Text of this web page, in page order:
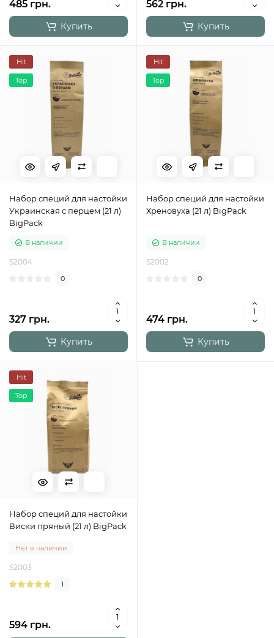
485 грн.
Купить
562 грн.
Купить
Hit
Top
Набор специй для настойки
Украинская с перцем (21 л)
BigPack
В наличии
S2004
0
327 грн.
Купить
Hit
Top
Набор специй для настойки
Хреновуха (21 л) BigPack
В наличии
S2002
0
474 грн.
Купить
Hit
Top
Набор специй для настойки
Виски пряный (21 л) BigPack
Нет в наличии
S2003
1
594 грн.